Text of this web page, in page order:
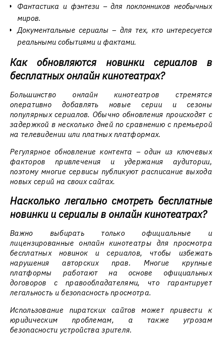
Фантастика и фэнтези – для поклонников необычных
миров.
Документальные сериалы – для тех, кто интересуется
реальными событиями и фактами.
Как обновляются новинки сериалов в
бесплатных онлайн кинотеатрах?
Большинство онлайн кинотеатров стремятся
оперативно добавлять новые серии и сезоны
популярных сериалов. Обычно обновления происходят с
задержкой в несколько дней по сравнению с премьерой
на телевидении или платных платформах.
Регулярное обновление контента – один из ключевых
факторов привлечения и удержания аудитории,
поэтому многие сервисы публикуют расписание выхода
новых серий на своих сайтах.
Насколько легально смотреть бесплатные
новинки и сериалы в онлайн кинотеатрах?
Важно выбирать только официальные и
лицензированные онлайн кинотеатры для просмотра
бесплатных новинок и сериалов, чтобы избежать
нарушения авторских прав. Многие крупные
платформы работают на основе официальных
договоров с правообладателями, что гарантирует
легальность и безопасность просмотра.
Использование пиратских сайтов может привести к
юридическим проблемам, а также угрозам
безопасности устройства зрителя.